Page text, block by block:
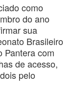
como
do ano
sua
Brasileiro
Pantera com
de acesso,
pelo